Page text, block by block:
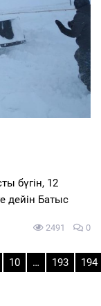
бүгін, 12
дейін Батыс
2491 0
10 … 193 194